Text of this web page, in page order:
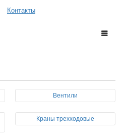
Контакты
Вентили
Краны трехходовые